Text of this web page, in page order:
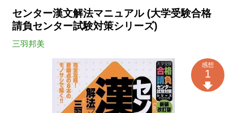
センター漢文解法マニュアル (大学受験合格
請負センター試験対策シリーズ)
三羽邦美
感想
1